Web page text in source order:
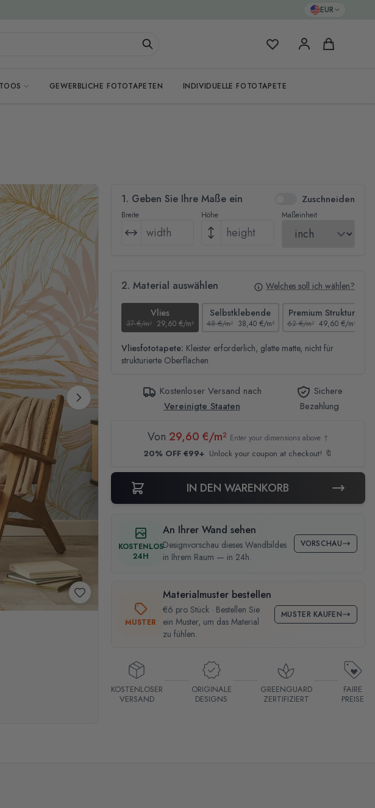
EUR
Meine FavoritenWarenkorb
GEWERBLICHE FOTOTAPETEN INDIVIDUELLE FOTOTAPETE
1. Geben Sie Ihre Maße ein Zuschneiden
Breite Höhe Maßeinheit
2. Material auswählen Welches soll ich wählen?
Vlies
37 €/m² 29,60 €/m²
Selbstklebende
48 €/m² 38,40 €/m²
Premium Struktur
62 €/m² 49,60 €/m²
Vliesfototapete: Kleister erforderlich, glatte matte, nicht für
strukturierte Oberflächen
Kostenloser Versand nach
Vereinigte Staaten
Sichere
Bezahlung
Von 29,60 €/m² Enter your dimensions above ↑
20% OFF €99+ Unlock your coupon at checkout! 🔖
IN DEN WARENKORB
KOSTENLOS
24H
An Ihrer Wand sehen
Designvorschau dieses Wandbildes
in Ihrem Raum — in 24h.
VORSCHAU
MUSTER
Materialmuster bestellen
€6 pro Stück · Bestellen Sie
ein Muster, um das Material
zu fühlen.
MUSTER KAUFEN
KOSTENLOSER
VERSAND
ORIGINALE
DESIGNS
GREENGUARD
ZERTIFIZIERT
FAIRE
PREISE